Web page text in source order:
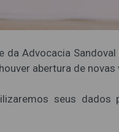
da Advocacia
abertura de
seus